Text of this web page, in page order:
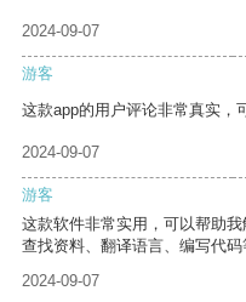
2024-09-07
游客
这款app的用户评论非常真实，
2024-09-07
游客
这款软件非常实用，可以帮助
查找资料、翻译语言、编写代码
2024-09-07